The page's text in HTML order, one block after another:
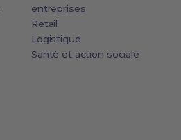
entreprises
Retail
Logistique
Santé et action sociale